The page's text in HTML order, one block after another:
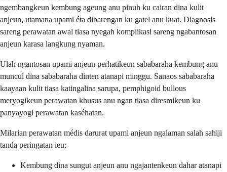
ngembangkeun kembung ageung anu pinuh ku cairan dina kulit
anjeun, utamana upami éta dibarengan ku gatel anu kuat. Diagnosis
sareng perawatan awal tiasa nyegah komplikasi sareng ngabantosan
anjeun karasa langkung nyaman.
Ulah ngantosan upami anjeun perhatikeun sababaraha kembung anu
muncul dina sababaraha dinten atanapi minggu. Sanaos sababaraha
kaayaan kulit tiasa katingalina sarupa, pemphigoid bullous
meryogikeun perawatan khusus anu ngan tiasa diresmikeun ku
panyayogi perawatan kaséhatan.
Milarian perawatan médis darurat upami anjeun ngalaman salah sahiji
tanda peringatan ieu:
Kembung dina sungut anjeun anu ngajantenkeun dahar atanapi